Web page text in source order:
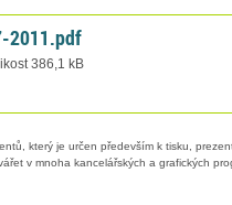
2011.pdf
386,1 kB
který je určen především k tisku,
v mnoha kancelářských a grafických